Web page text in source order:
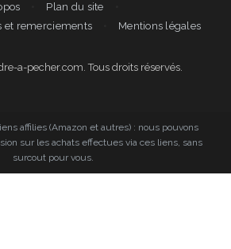
Plan du site
et remerciements
Mentions légales
a-pecher.com. Tous droits réservés.
affilies (Amazon et autres) : nous pouvons
sur les achats effectues via ces liens, sans
surcout pour vous.